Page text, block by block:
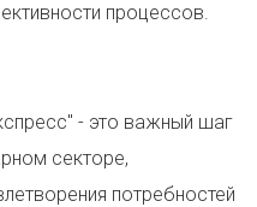
процессов.
- это важный шаг
секторе,
потребностей